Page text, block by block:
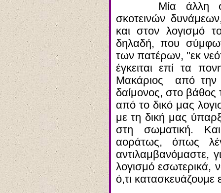
Μία άλλη
σκοτεινών
και στον λογισμό
δηλαδή, που
των πατέρων, "εκ
έγκειται επί τα
Μακάριος από την
δαίμονος, στο βάθος
από το δικό μας
με τη δική μας
στη σωματική.
αοράτως, όπως
αντιλαμβανόμαστε,
λογισμό εσωτερικά,
ό,τι κατασκευάζουμε